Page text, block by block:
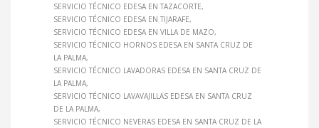
SERVICIO TÉCNICO EDESA EN TAZACORTE
SERVICIO TÉCNICO EDESA EN TIJARAFE
SERVICIO TÉCNICO EDESA EN VILLA DE MAZO
SERVICIO TÉCNICO HORNOS EDESA EN SANTA CRUZ DE
LA PALMA
SERVICIO TÉCNICO LAVADORAS EDESA EN SANTA CRUZ DE
LA PALMA
SERVICIO TÉCNICO LAVAVAJILLAS EDESA EN SANTA CRUZ
DE LA PALMA
SERVICIO TÉCNICO NEVERAS EDESA EN SANTA CRUZ DE LA